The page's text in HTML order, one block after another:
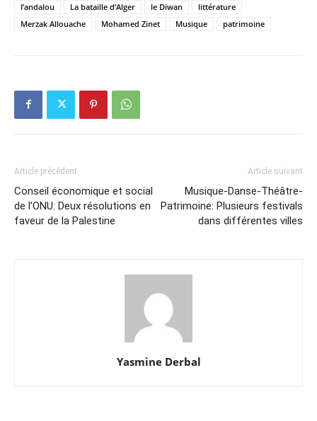
l’andalou
La bataille d’Alger le Diwan
littérature
Merzak Allouache
Mohamed Zinet Musique patrimoine
Article précédent
Conseil économique et social
de l’ONU: Deux résolutions en
faveur de la Palestine
Article suivant
Musique-Danse-Théâtre-
Patrimoine: Plusieurs festivals
dans différentes villes
Yasmine Derbal